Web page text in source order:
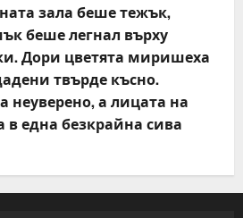
зала беше тежък,
беше легнал върху
Дори цветята миришеха
твърде късно.
неуверено, а лицата на
в една безкрайна сива